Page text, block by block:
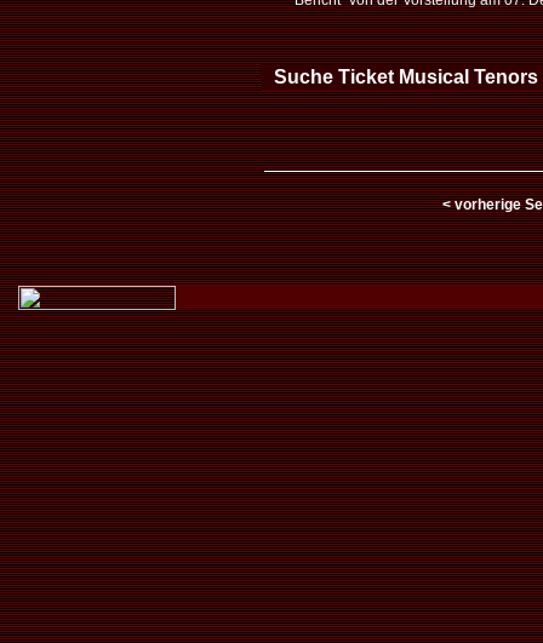
Suche Ticket Musical Tenors
< vorherige